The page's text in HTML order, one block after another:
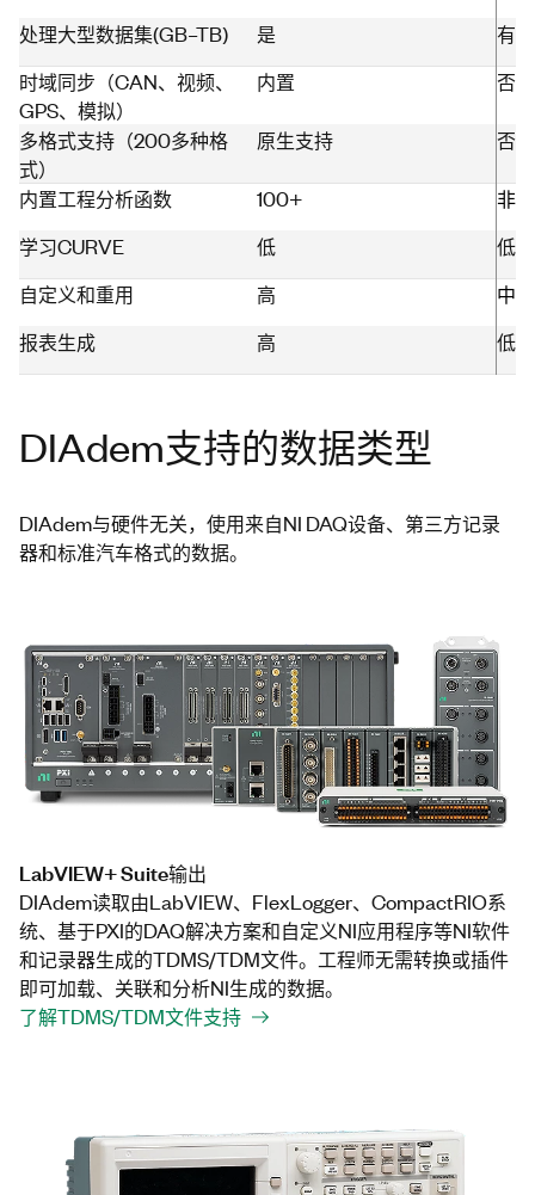
处理大型数据集(GB–TB) 是
有限
时域同步（CAN、视频、
GPS、模拟）
内置 否
多格式支持（200多种格
式）
原生支持 否
内置工程分析函数 100+
非
学习CURVE
低
低
自定义和重用
高
中
报表生成
高 低
DIAdem支持的数据类型
DIAdem与硬件无关，使用来自NI DAQ设备、第三方记录
器和标准汽车格式的数据。
LabVIEW+ Suite输出
DIAdem读取由LabVIEW、FlexLogger、CompactRIO系
统、基于PXI的DAQ解决方案和自定义NI应用程序等NI软件
和记录器生成的TDMS/TDM文件。工程师无需转换或插件
即可加载、关联和分析NI生成的数据。
了解TDMS/TDM文件支持